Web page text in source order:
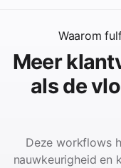
Waarom
Meer
als de
Deze workflows
nauwkeurigheid en